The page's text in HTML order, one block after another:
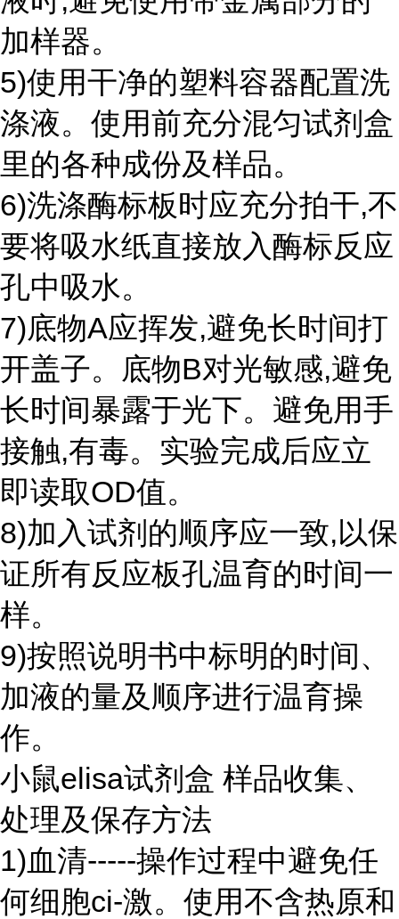
加样器。
5)使用干净的塑料容器配置洗
涤液。使用前充分混匀试剂盒
里的各种成份及样品。
6)洗涤酶标板时应充分拍干,不
要将吸水纸直接放入酶标反应
孔中吸水。
7)底物A应挥发,避免长时间打
开盖子。底物B对光敏感,避免
长时间暴露于光下。避免用手
接触,有毒。实验完成后应立
即读取OD值。
8)加入试剂的顺序应一致,以保
证所有反应板孔温育的时间一
样。
9)按照说明书中标明的时间、
加液的量及顺序进行温育操
作。
小鼠elisa试剂盒 样品收集、
处理及保存方法
1)血清-----操作过程中避免任
何细胞ci-激。使用不含热原和